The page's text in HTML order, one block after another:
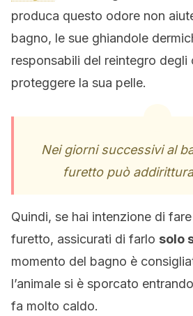
produca questo odore non
bagno, le sue ghiandole
responsabili del reintegro degli
proteggere la sua pelle.
Nei giorni successivi al
furetto può
Quindi, se hai intenzione di
furetto, assicurati di farlo solo
momento del bagno è
l’animale si è sporcato
fa molto caldo.